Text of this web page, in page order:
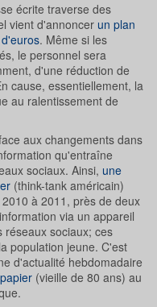
écrite traverse des
vient d'annoncer un plan
. Même si les
le personnel sera
d'une réduction de
cause, essentiellement, la
au ralentissement de
aux changements dans
qu'entraîne
sociaux. Ainsi, une
(think-tank américain)
à 2011, près de deux
via un appareil
réseaux sociaux; ces
population jeune. C'est
d'actualité hebdomadaire
(vieille de 80 ans) au